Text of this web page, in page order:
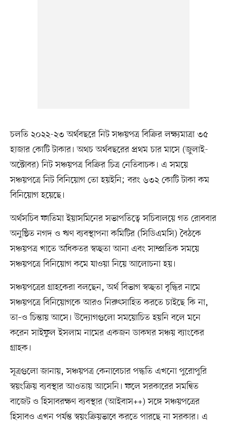
চলতি ২০২২-২৩ অর্থবছরে নিট সঞ্চয়পত্র বিক্রির লক্ষ্যমাত্রা ৩৫
হাজার কোটি টাকার। অথচ অর্থবছরের প্রথম চার মাসে (জুলাই-
অক্টোবর) নিট সঞ্চয়পত্র বিক্রির চিত্র নেতিবাচক। এ সময়ে
সঞ্চয়পত্রে নিট বিনিয়োগ তো হয়ইনি; বরং ৬৩২ কোটি টাকা কম
বিনিয়োগ হয়েছে।
অর্থসচিব ফাতিমা ইয়াসমিনের সভাপতিত্বে সচিবালয়ে গত রোববার
অনুষ্ঠিত নগদ ও ঋণ ব্যবস্থাপনা কমিটির (সিডিএমসি) বৈঠকে
সঞ্চয়পত্র খাতে অধিকতর স্বচ্ছতা আনা এবং সাম্প্রতিক সময়ে
সঞ্চয়পত্রে বিনিয়োগ কমে যাওয়া নিয়ে আলোচনা হয়।
সঞ্চয়পত্রের গ্রাহকেরা বলছেন, অর্থ বিভাগ স্বচ্ছতা বৃদ্ধির নামে
সঞ্চয়পত্রে বিনিয়োগকে আরও নিরুৎসাহিত করতে চাইছে কি না,
তা–ও চিন্তায় আসে। উদ্যোগগুলো সময়োচিত হয়নি বলে মনে
করেন সাইফুল ইসলাম নামের একজন ডাকঘর সঞ্চয় ব্যাংকের
গ্রাহক।
সূত্রগুলো জানায়, সঞ্চয়পত্র কেনাবেচার পদ্ধতি এখনো পুরোপুরি
স্বয়ংক্রিয় ব্যবস্থার আওতায় আসেনি। ফলে সরকারের সমন্বিত
বাজেট ও হিসাবরক্ষণ ব্যবস্থার (আইবাস++) সঙ্গে সঞ্চয়পত্রের
হিসাবও এখন পর্যন্ত স্বয়ংক্রিয়ভাবে করতে পারছে না সরকার। এ